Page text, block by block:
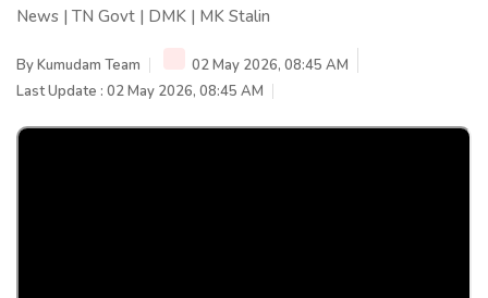
News | TN Govt | DMK | MK Stalin
ByKumudam Team
02 May 2026, 08:45 AM
Last Update : 02 May 2026, 08:45 AM